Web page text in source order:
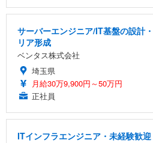
サーバーエンジニア/IT基盤の設計
リア形成
ベンタス株式会社
埼玉県
月給30万9,900円～50万円
正社員
ITインフラエンジニア・未経験歓